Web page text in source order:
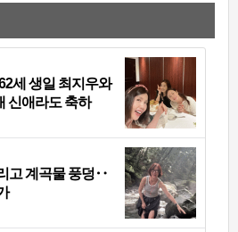
세 생일 최지우와
신애라도 축하
고 계곡물 풍덩‥